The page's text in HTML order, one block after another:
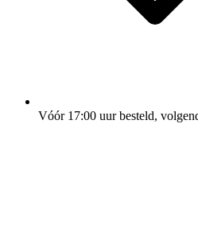
Vóór 17:00 uur besteld,